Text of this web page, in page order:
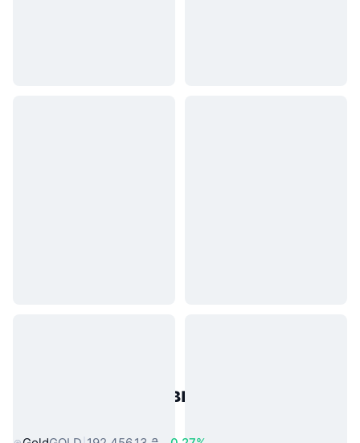
Популярні активи реального